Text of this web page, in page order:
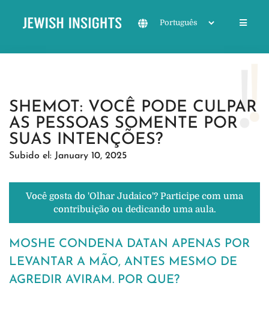
SHEMOT: VOCÊ PODE CULPAR
AS PESSOAS SOMENTE POR
SUAS INTENÇÕES?
Subido el: January 10, 2025
Você gosta do 'Olhar Judaico'? Participe com uma
contribuição ou dedicando uma aula.
MOSHE CONDENA DATAN APENAS POR
LEVANTAR A MÃO, ANTES MESMO DE
AGREDIR AVIRAM. POR QUE?